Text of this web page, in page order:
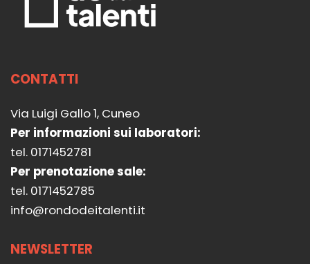
CONTATTI
Via Luigi Gallo 1, Cuneo
Per informazioni sui laboratori:
tel. 0171452781
Per prenotazione sale:
tel. 0171452785
info@rondodeitalenti.it
NEWSLETTER